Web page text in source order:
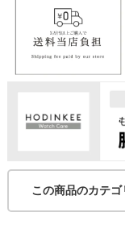
この商品のカテゴ